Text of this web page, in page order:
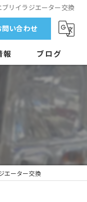
ブリイラジエーター交換
問い合わせ
報 ブログ
エーター交換